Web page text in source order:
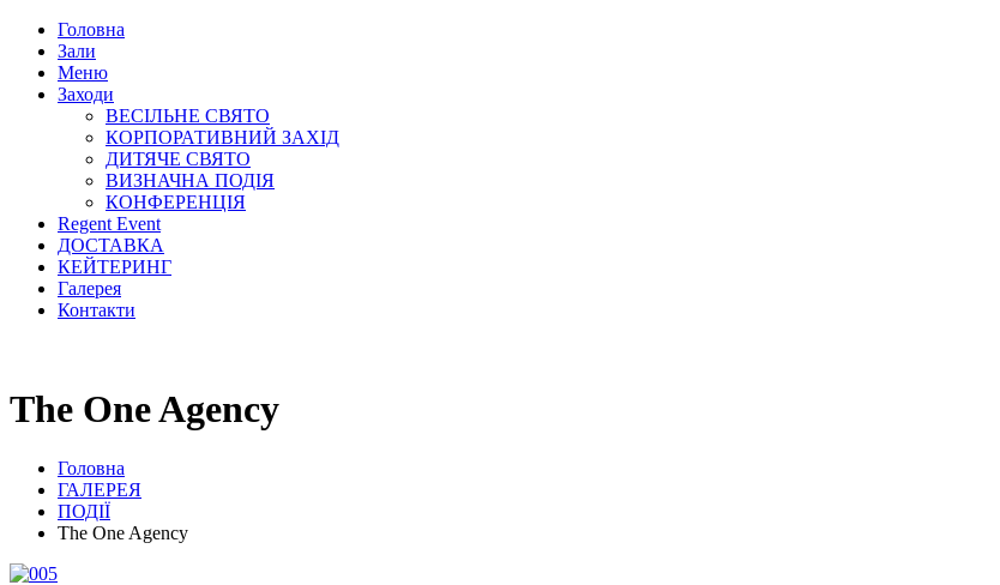
Головна
Зали
Меню
Заходи
ВЕСІЛЬНЕ СВЯТО
КОРПОРАТИВНИЙ ЗАХІД
ДИТЯЧЕ СВЯТО
ВИЗНАЧНА ПОДІЯ
КОНФЕРЕНЦІЯ
Regent Event
ДОСТАВКА
КЕЙТЕРИНГ
Галерея
Контакти
The One Agency
Головна
ГАЛЕРЕЯ
ПОДІЇ
The One Agency